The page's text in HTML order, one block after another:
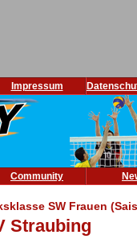
Impressum
Community
SW Frauen
Straubing